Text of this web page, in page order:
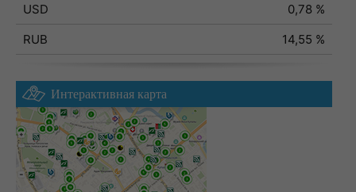
USD
0,78 %
RUB
14,55 %
Интерактивная карта